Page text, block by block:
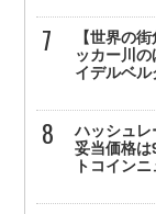
【世界の
ッカー川
イデルベル
ハッシュ
妥当価格
トコインニ